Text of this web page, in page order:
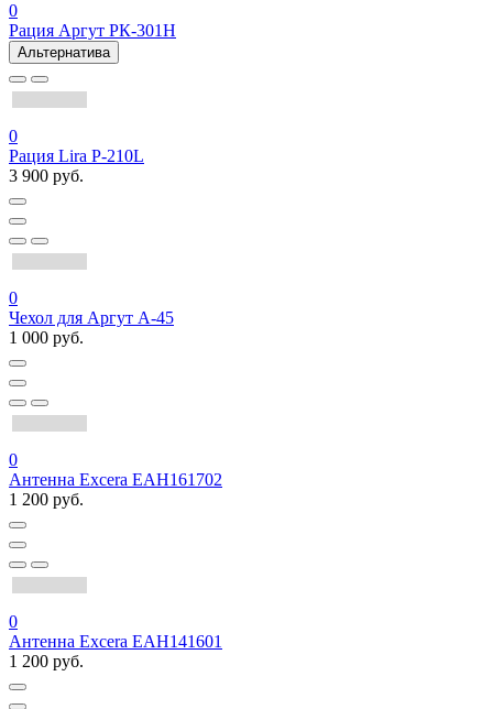
0
Рация Аргут РК-301Н
Альтернатива
0
Рация Lira P-210L
3 900 руб.
0
Чехол для Аргут А-45
1 000 руб.
0
Антенна Excera EAH161702
1 200 руб.
0
Антенна Excera EAH141601
1 200 руб.